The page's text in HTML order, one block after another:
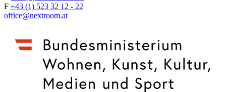
F +43 (1) 523 32 12 - 22
office@nextroom.at